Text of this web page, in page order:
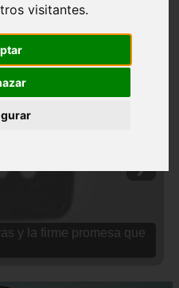
visitantes.
impactantes y mucho mas
y la firme promesa que